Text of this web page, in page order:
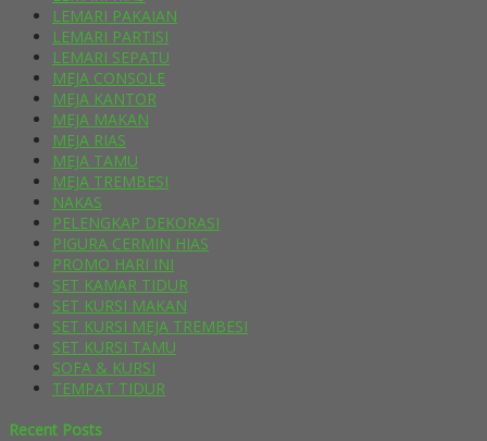
LEMARI PAKAIAN
LEMARI PARTISI
LEMARI SEPATU
MEJA CONSOLE
MEJA KANTOR
MEJA MAKAN
MEJA RIAS
MEJA TAMU
MEJA TREMBESI
NAKAS
PELENGKAP DEKORASI
PIGURA CERMIN HIAS
PROMO HARI INI
SET KAMAR TIDUR
SET KURSI MAKAN
SET KURSI MEJA TREMBESI
SET KURSI TAMU
SOFA & KURSI
TEMPAT TIDUR
Recent Posts